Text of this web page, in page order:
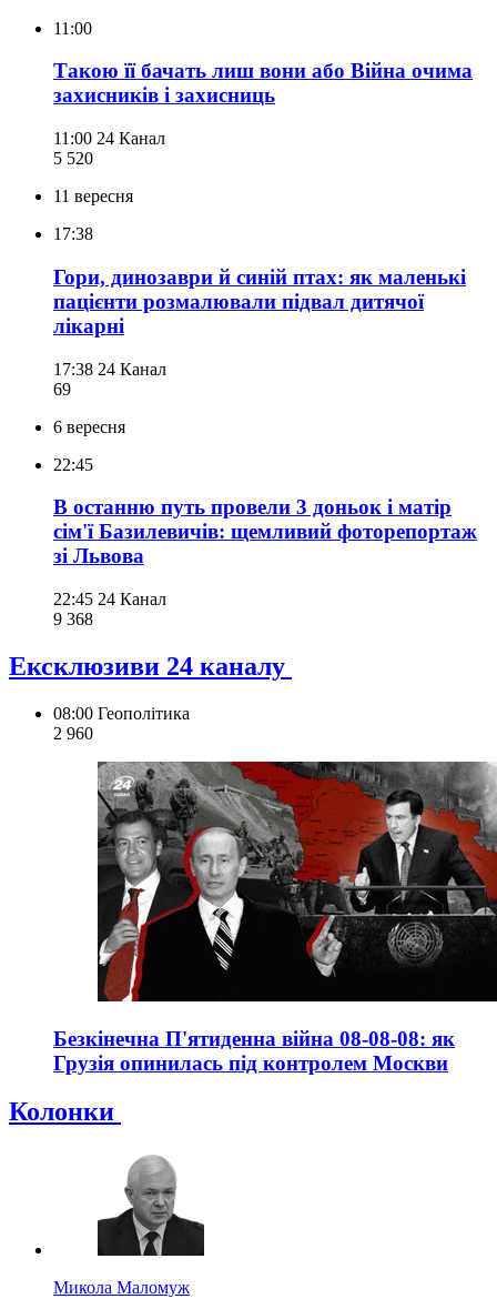
11:00
Такою її бачать лиш вони або Війна очима
захисників і захисниць
11:00 24 Канал
5 520
11 вересня
17:38
Гори, динозаври й синій птах: як маленькі
пацієнти розмалювали підвал дитячої
лікарні
17:38 24 Канал
69
6 вересня
22:45
В останню путь провели 3 доньок і матір
сім'ї Базилевичів: щемливий фоторепортаж
зі Львова
22:45 24 Канал
9 368
Ексклюзиви 24 каналу
08:00 Геополітика
2 960
Безкінечна П'ятиденна війна 08-08-08: як
Грузія опинилась під контролем Москви
Колонки
Микола Маломуж